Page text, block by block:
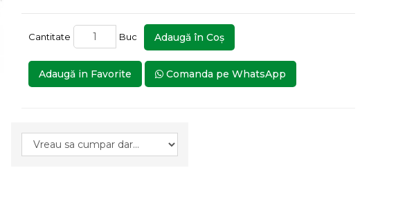
Cantitate Buc Adaugă în Coş
Adaugă in Favorite Comanda pe WhatsApp